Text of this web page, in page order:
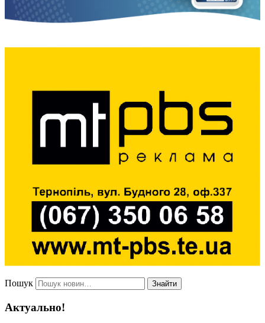
Пошук Знайти
Актуально!